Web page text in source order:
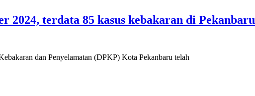
2024, terdata 85 kasus kebakaran di Pekanbaru
dan Penyelamatan (DPKP) Kota Pekanbaru telah